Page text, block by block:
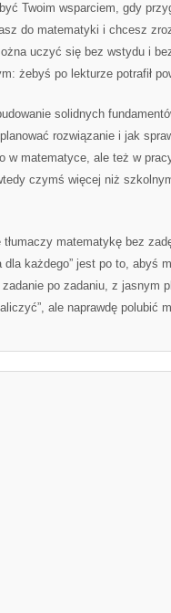
Twoim wsparciem, gdy
do matematyki i chcesz
uczyć się bez wstydu i
żebyś po lekturze potrafił
solidnych
rozwiązanie i jak
w matematyce, ale też w
czymś więcej niż
matematykę bez
każdego” jest po to, abyś
po zadaniu, z jasnym
ale naprawdę polubić